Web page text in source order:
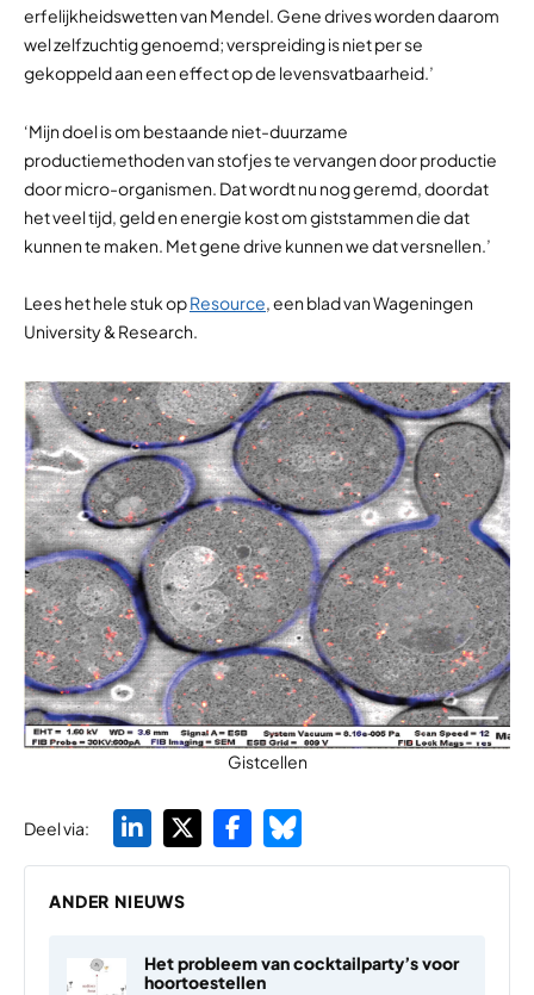
erfelijkheidswetten van Mendel. Gene drives worden daarom
wel zelfzuchtig genoemd; verspreiding is niet per se
gekoppeld aan een effect op de levensvatbaarheid.’
‘Mijn doel is om bestaande niet-duurzame
productiemethoden van stofjes te vervangen door productie
door micro-organismen. Dat wordt nu nog geremd, doordat
het veel tijd, geld en energie kost om giststammen die dat
kunnen te maken. Met gene drive kunnen we dat versnellen.’
Lees het hele stuk opResource, een blad van Wageningen
University & Research.
Gistcellen
Deel via:
ANDER NIEUWS
Het probleem van cocktailparty’s voor
hoortoestellen